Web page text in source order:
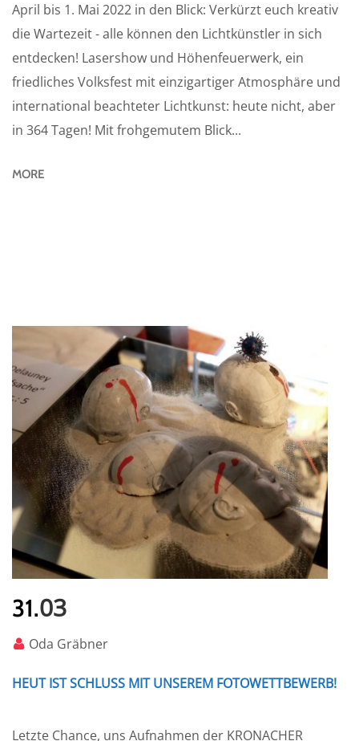
April bis 1. Mai 2022 in den Blick: Verkürzt euch kreativ
die Wartezeit - alle können den Lichtkünstler in sich
entdecken! Lasershow und Höhenfeuerwerk, ein
friedliches Volksfest mit einzigartiger Atmosphäre und
international beachteter Lichtkunst: heute nicht, aber
in 364 Tagen! Mit frohgemutem Blick...
MORE
31.03
Oda Gräbner
HEUT IST SCHLUSS MIT UNSEREM FOTOWETTBEWERB!
Letzte Chance, uns Aufnahmen der KRONACHER